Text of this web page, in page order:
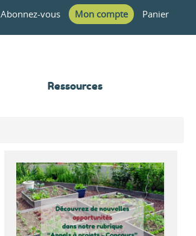
Abonnez-vous Mon compte Panier
Ressources